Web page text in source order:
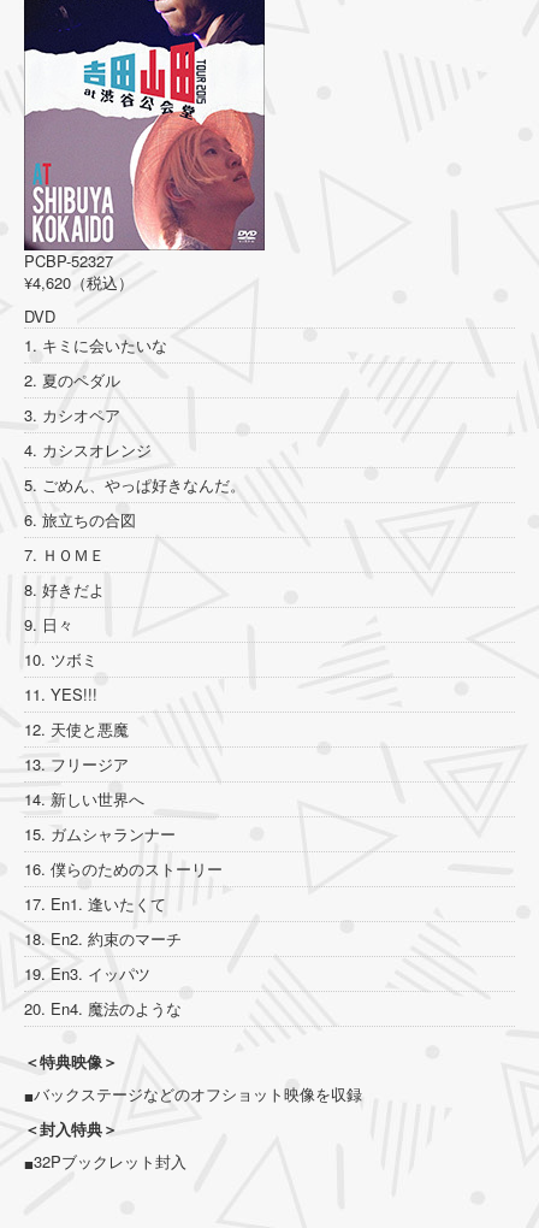
PCBP-52327
¥4,620（税込）
DVD
1. キミに会いたいな
2. 夏のペダル
3. カシオペア
4. カシスオレンジ
5. ごめん、やっぱ好きなんだ。
6. 旅立ちの合図
7. ＨＯＭＥ
8. 好きだよ
9. 日々
10. ツボミ
11. YES!!!
12. 天使と悪魔
13. フリージア
14. 新しい世界へ
15. ガムシャランナー
16. 僕らのためのストーリー
17. En1. 逢いたくて
18. En2. 約束のマーチ
19. En3. イッパツ
20. En4. 魔法のような
＜特典映像＞
■バックステージなどのオフショット映像を収録
＜封入特典＞
■32Pブックレット封入